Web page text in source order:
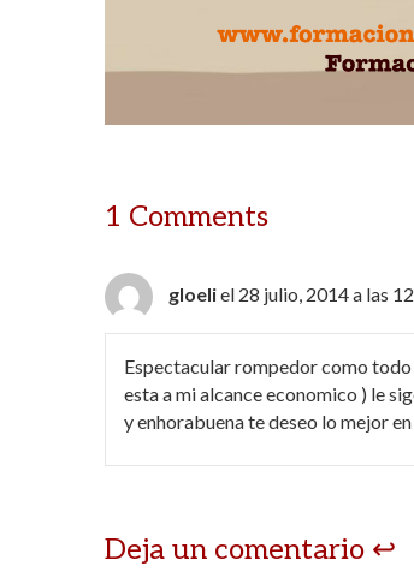
1 Comments
gloeliel 28 julio, 2014 a las
Espectacular rompedor como
esta a mi alcance economico ) le
y enhorabuena te deseo lo mejor
Deja un comentario